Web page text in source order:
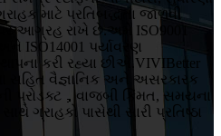
માટે પ્રતિબદ્ધતા જાળવી
પર આગ્રહ રાખે છે.અમે ISO9001
ISO14001 પર્યાવરણ
કરી રહ્યા છીએ.VIVIBetter
સહિત વૈજ્ઞાનિક અને અસરકારક
પ્રોડક્ટ，વાજબી કિંમત, સમયના
ગ્રાહકો પાસેથી સારી પ્રતિષ્ઠા